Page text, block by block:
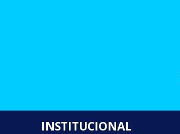
INSTITUCIONAL